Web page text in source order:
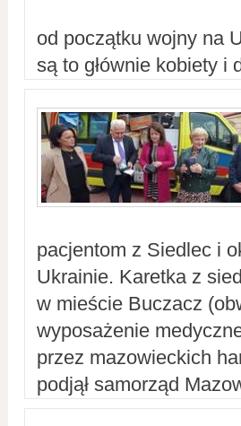
od początku wojny na
są to głównie kobiety i
pacjentom z Siedlec i
Ukrainie. Karetka z
w mieście Buczacz
wyposażenie
przez mazowieckich
podjął samorząd